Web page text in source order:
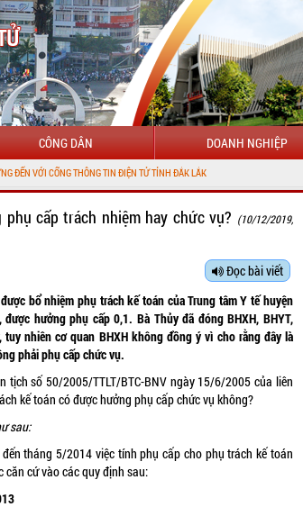
CÔNG DÂN DOANH NGHIỆP
THÔNG TIN ĐIỆN TỬ TỈNH ĐẮK LẮK
cấp trách nhiệm hay chức vụ? (10/12/2019,
Đọc bài viết
bổ nhiệm phụ trách kế toán của Trung tâm Y tế huyện
hưởng phụ cấp 0,1. Bà Thủy đã đóng BHXH, BHYT,
tuy nhiên cơ quan BHXH không đồng ý vì cho rằng đây là
phải phụ cấp chức vụ.
tịch số 50/2005/TTLT/BTC-BNV ngày 15/6/2005 của liên
kế toán có được hưởng phụ cấp chức vụ không?
sau:
tháng 5/2014 việc tính phụ cấp cho phụ trách kế toán
căn cứ vào các quy định sau: